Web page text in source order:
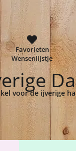
Favorieten
Wensenlijstje
voor de ijverige